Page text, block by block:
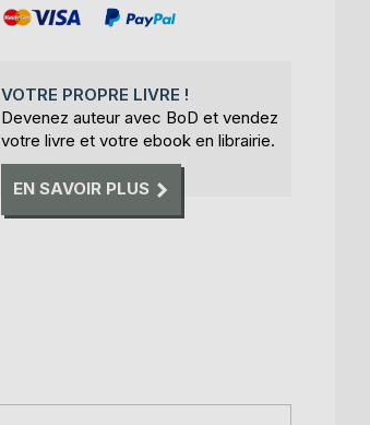
VOTRE PROPRE LIVRE !
Devenez auteur avec BoD et vendez
votre livre et votre ebook en librairie.
EN SAVOIR PLUS